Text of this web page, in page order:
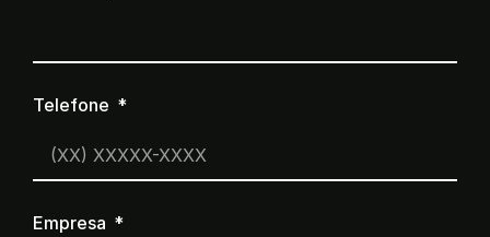
Telefone
Empresa